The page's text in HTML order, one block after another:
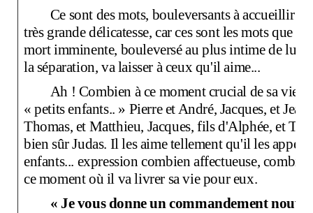
Ce sont des mots, bouleversants à accueillir
très grande délicatesse, car ces sont les mots que
mort imminente, bouleversé au plus intime de lui-
la séparation, va laisser à ceux qu'il aime...
Ah ! Combien à ce moment crucial de sa vie,
« petits enfants.. » Pierre et André, Jacques, et
Thomas, et Matthieu, Jacques, fils d'Alphée, et
bien sûr Judas. Il les aime tellement qu'il les
enfants... expression combien affectueuse,
ce moment où il va livrer sa vie pour eux.
« Je vous donne un commandement